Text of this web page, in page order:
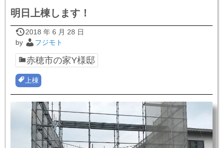
ゲ
シ
ョ
ン
明日上棟します！
2018 年 6 月 28 日
by
フジモト
赤穂市の家Y様邸
上棟